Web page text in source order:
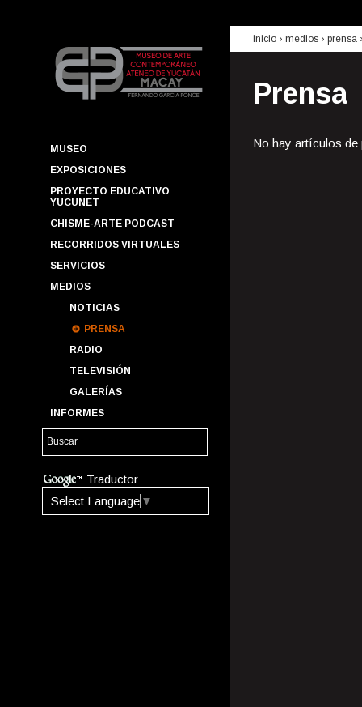
MUSEO
EXPOSICIONES
PROYECTO EDUCATIVO
YUCUNET
CHISME-ARTE PODCAST
RECORRIDOS VIRTUALES
SERVICIOS
MEDIOS
NOTICIAS
PRENSA
RADIO
TELEVISIÓN
GALERÍAS
INFORMES
Traductor
Select Language ▼
inicio › medios › prensa
Prensa
No hay artículos de